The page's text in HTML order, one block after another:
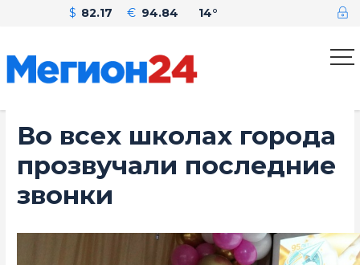
$ 82.17 € 94.84 14°
Во всех школах города
прозвучали последние
звонки